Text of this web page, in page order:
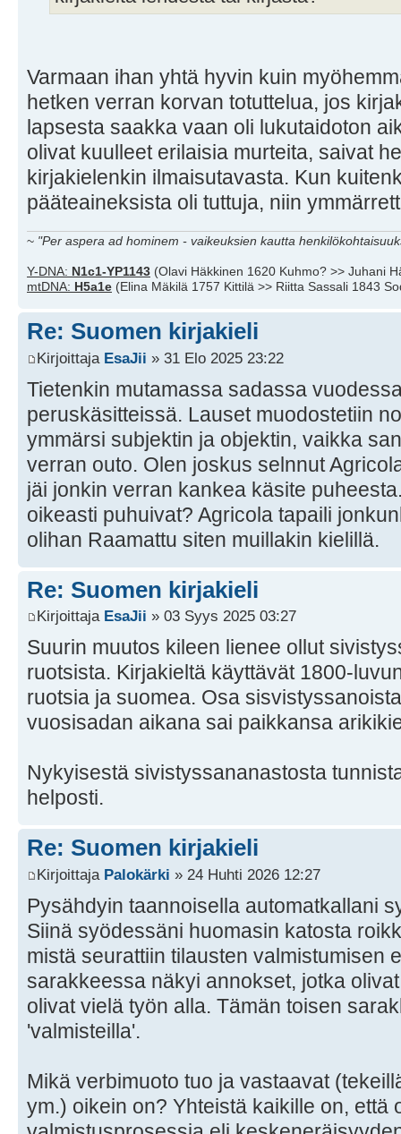
Varmaan ihan yhtä hyvin kuin
hetken verran korvan totuttelua, jos
lapsesta saakka vaan oli lukutaidoton
olivat kuulleet erilaisia murteita, saivat
kirjakielenkin ilmaisutavasta. Kun
pääteaineksista oli tuttuja, niin
~ "Per aspera ad hominem - vaikeuksien kautta
Y-DNA: N1c1-YP1143 (Olavi Häkkinen 1620 Kuhmo? >> Juhani
mtDNA: H5a1e (Elina Mäkilä 1757 Kittilä >> Riitta Sassali 1843
Re: Suomen kirjakieli
Kirjoittaja EsaJii » 31 Elo 2025 23:22
Tietenkin mutamassa sadassa
peruskäsitteissä. Lauset muodostetiin
ymmärsi subjektin ja objektin, vaikka
verran outo. Olen joskus selnnut
jäi jonkin verran kankea käsite
oikeasti puhuivat? Agricola tapaili
olihan Raamattu siten muillakin kielillä.
Re: Suomen kirjakieli
Kirjoittaja EsaJii » 03 Syys 2025 03:27
Suurin muutos kileen lienee ollut
ruotsista. Kirjakieltä käyttävät 1800-
ruotsia ja suomea. Osa
vuosisadan aikana sai paikkansa
Nykyisestä sivistyssananastosta
helposti.
Re: Suomen kirjakieli
Kirjoittaja Palokärki » 24 Huhti 2026 12:27
Pysähdyin taannoisella automatkallani
Siinä syödessäni huomasin katosta
mistä seurattiin tilausten valmistumisen
sarakkeessa näkyi annokset, jotka
olivat vielä työn alla. Tämän toisen
'valmisteilla'.
Mikä verbimuoto tuo ja vastaavat
ym.) oikein on? Yhteistä kaikille on, että